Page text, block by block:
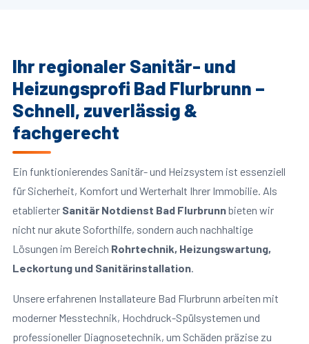
Ihr regionaler Sanitär- und
Heizungsprofi Bad Flurbrunn –
Schnell, zuverlässig &
fachgerecht
Ein funktionierendes Sanitär- und Heizsystem ist essenziell
für Sicherheit, Komfort und Werterhalt Ihrer Immobilie. Als
etablierter Sanitär Notdienst Bad Flurbrunnbieten wir
nicht nur akute Soforthilfe, sondern auch nachhaltige
Lösungen im Bereich Rohrtechnik, Heizungswartung,
Leckortung und Sanitärinstallation.
Unsere erfahrenen Installateure Bad Flurbrunn arbeiten mit
moderner Messtechnik, Hochdruck-Spülsystemen und
professioneller Diagnosetechnik, um Schäden präzise zu